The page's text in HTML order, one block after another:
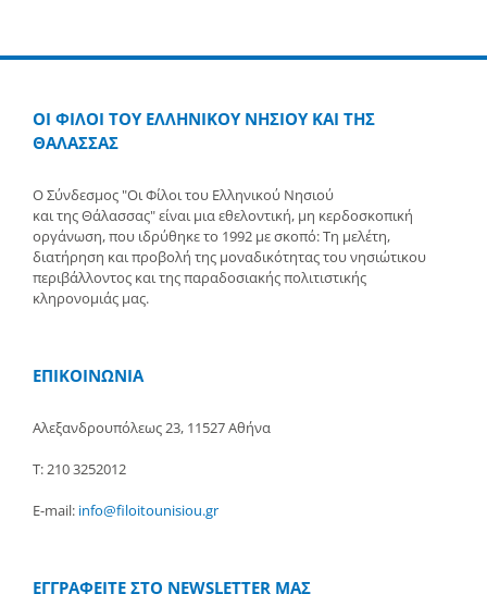
ΟΙ ΦΙΛΟΙ ΤΟΥ ΕΛΛΗΝΙΚΟΥ ΝΗΣΙΟΥ ΚΑΙ ΤΗΣ
ΘΑΛΑΣΣΑΣ
Ο Σύνδεσμος "Οι Φίλοι του Ελληνικού Νησιού
και της Θάλασσας" είναι μια εθελοντική, μη κερδοσκοπική
οργάνωση, που ιδρύθηκε το 1992 με σκοπό: Τη μελέτη,
διατήρηση και προβολή της μοναδικότητας του νησιώτικου
περιβάλλοντος και της παραδοσιακής πολιτιστικής
κληρονομιάς μας.
ΕΠΙΚΟΙΝΩΝΙΑ
Αλεξανδρουπόλεως 23, 11527 Αθήνα
Τ: 210 3252012
E-mail: info@filoitounisiou.gr
ΕΓΓΡΑΦΕΙΤΕ ΣΤΟ NEWSLETTER ΜΑΣ